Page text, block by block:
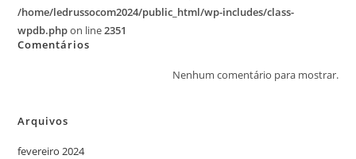
/home/ledrussocom2024/public_html/wp-includes/class-
wpdb.phpon line2351
Comentários
Nenhum comentário para mostrar.
Arquivos
fevereiro 2024